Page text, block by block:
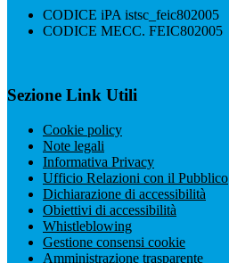
CODICE iPA istsc_feic802005
CODICE MECC. FEIC802005
Sezione Link Utili
Cookie policy
Note legali
Informativa Privacy
Ufficio Relazioni con il Pubblico
Dichiarazione di accessibilità
Obiettivi di accessibilità
Whistleblowing
Gestione consensi cookie
Amministrazione trasparente